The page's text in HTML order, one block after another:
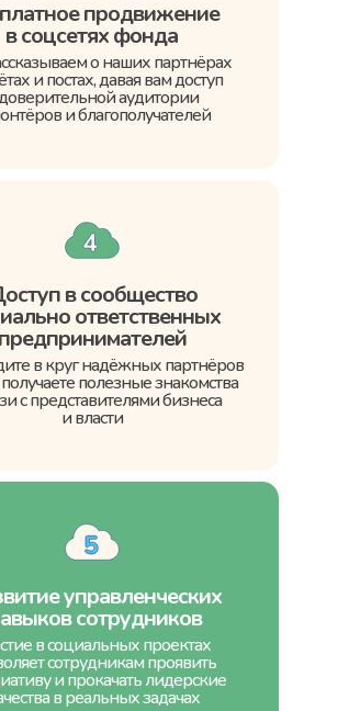
о наших партнёрах
и постах, давая вам доступ
аудитории
и благополучателей
продвижение
в соцсетях фонда
в социальных проектах
сотрудникам проявить
и прокачать лидерские
в реальных задачах
управленческих
сотрудников
в круг надёжных партнёров
полезные знакомства
с представителями бизнеса
и власти
в сообщество
ответственных
предпринимателей